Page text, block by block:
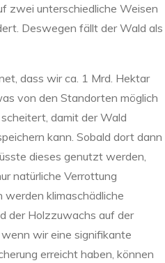
zwei unterschiedliche Weisen
Deswegen fällt der Wald als
dass wir ca. 1 Mrd. Hektar
von den Standorten möglich
damit der Wald
kann. Sobald dort dann
dieses genutzt werden,
natürliche Verrottung
werden klimaschädliche
der Holzzuwachs auf der
wir eine signifikante
erreicht haben, können